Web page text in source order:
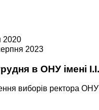
2020
2023
в ОНУ імені
виборів ректора